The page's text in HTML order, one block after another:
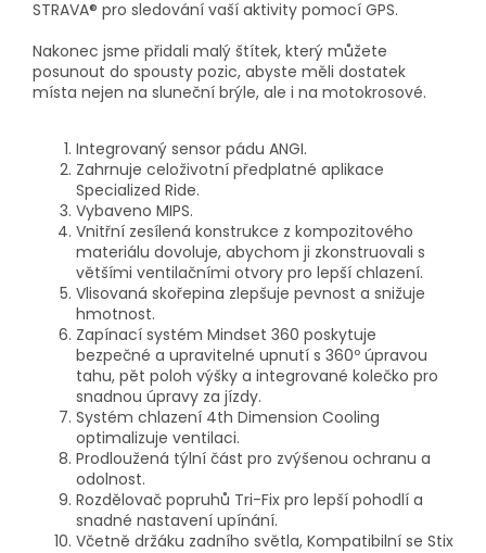
STRAVA® pro sledování vaší aktivity pomocí GPS.
Nakonec jsme přidali malý štítek, který můžete
posunout do spousty pozic, abyste měli dostatek
místa nejen na sluneční brýle, ale i na motokrosové.
Integrovaný sensor pádu ANGI.
Zahrnuje celoživotní předplatné aplikace
Specialized Ride.
Vybaveno MIPS.
Vnitřní zesílená konstrukce z kompozitového
materiálu dovoluje, abychom ji zkonstruovali s
většími ventilačními otvory pro lepší chlazení.
Vlisovaná skořepina zlepšuje pevnost a snižuje
hmotnost.
Zapínací systém Mindset 360 poskytuje
bezpečné a upravitelné upnutí s 360º úpravou
tahu, pět poloh výšky a integrované kolečko pro
snadnou úpravy za jízdy.
Systém chlazení 4th Dimension Cooling
optimalizuje ventilaci.
Prodloužená týlní část pro zvýšenou ochranu a
odolnost.
Rozdělovač popruhů Tri-Fix pro lepší pohodlí a
snadné nastavení upínání.
Včetně držáku zadního světla, Kompatibilní se Stix